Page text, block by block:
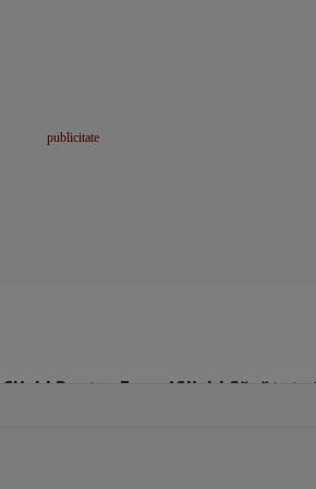
Click! Pentru FemeiClick! Sănătate